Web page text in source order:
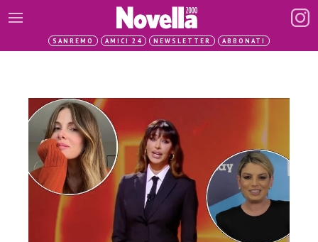
SANREMO AMICI 24 NEWSLETTER ABBONATI